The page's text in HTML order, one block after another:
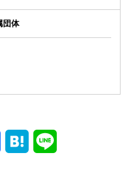
団体
FacebookHatena